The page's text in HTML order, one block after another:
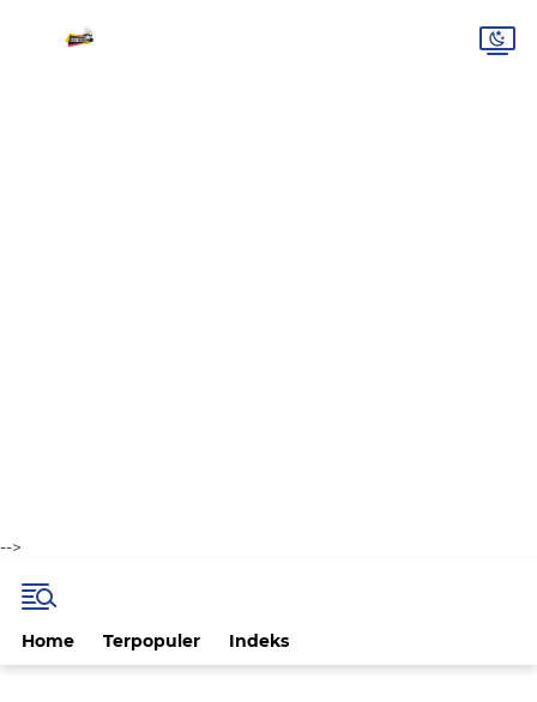
-->
Home Terpopuler Indeks